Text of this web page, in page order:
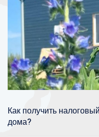
Как получить
дома?